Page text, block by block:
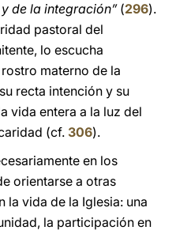
de la integración”(296).
pastoral del
lo escucha
materno de la
recta intención y su
vida entera a la luz del
(cf. 306).
en los
orientarse a otras
la vida de la Iglesia: una
la participación en